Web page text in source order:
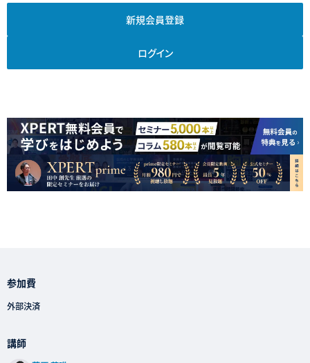
参加費
外部決済
講師
新規会員登録
ログイン